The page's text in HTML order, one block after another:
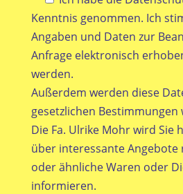
Kenntnis genommen. Ich
Angaben und Daten zur
Anfrage elektronisch
werden.
Außerdem werden diese
gesetzlichen
Die Fa. Ulrike Mohr wird Sie
über interessante Angebote
oder ähnliche Waren oder
informieren.